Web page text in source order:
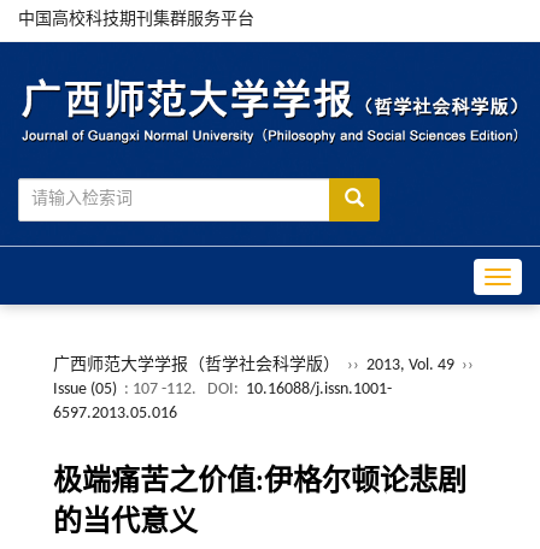
中国高校科技期刊集群服务平台
广西师范大学学报（哲学社会科学版） ›› 2013, Vol. 49 ››
Issue (05) : 107 -112. DOI: 10.16088/j.issn.1001-
6597.2013.05.016
极端痛苦之价值:伊格尔顿论悲剧
的当代意义